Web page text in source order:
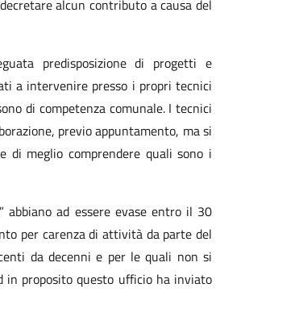
alcun contributo a causa del
predisposizione di progetti e
a intervenire presso i propri tecnici
di competenza comunale. I tecnici
previo appuntamento, ma si
di meglio comprendere quali sono i
abbiano ad essere evase entro il 30
per carenza di attività da parte del
da decenni e per le quali non si
in proposito questo ufficio ha inviato